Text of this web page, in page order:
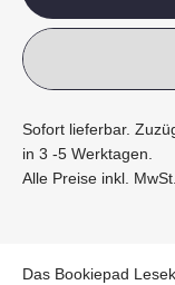
Sofort lieferbar.
in 3 -5 Werktagen.
Alle Preise inkl.
Das Bookiepad